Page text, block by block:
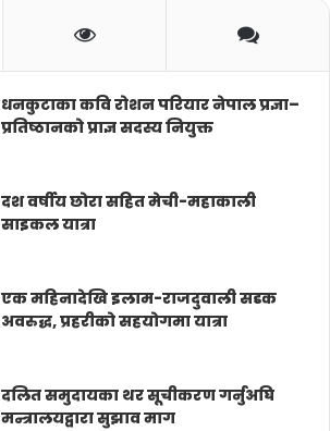
धनकुटाका कवि रोशन परियार नेपाल प्रज्ञा–
प्रतिष्ठानको प्राज्ञ सदस्य नियुक्त
दश वर्षीय छोरा सहित मेची-महाकाली
साइकल यात्रा
एक महिनादेखि इलाम-राजदुवाली सडक
अवरुद्ध, प्रहरीको सहयोगमा यात्रा
दलित समुदायका थर सूचीकरण गर्नुअघि
मन्त्रालयद्वारा सुझाव माग